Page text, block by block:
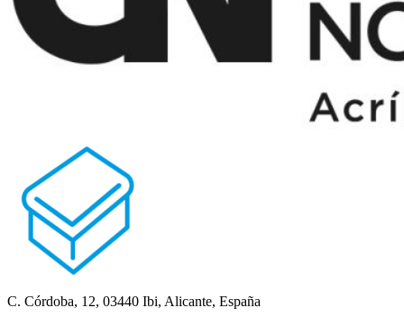
C. Córdoba, 12, 03440 Ibi, Alicante, España